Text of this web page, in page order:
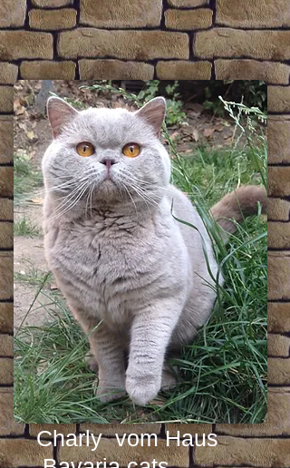
Charly vom Haus